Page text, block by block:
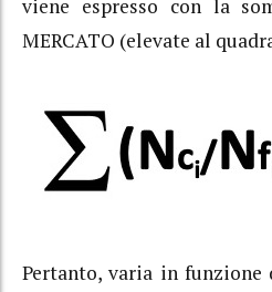
viene espresso con la
MERCATO (elevate al
Pertanto, varia in